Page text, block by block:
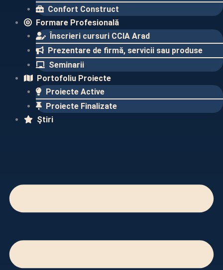
Confort Construct
Formare Profesională
Înscrieri cursuri CCIA Arad
Prezentare de firmă, servicii sau produse
Seminarii
Portofoliu Proiecte
Proiecte Active
Proiecte Finalizate​
Ştiri